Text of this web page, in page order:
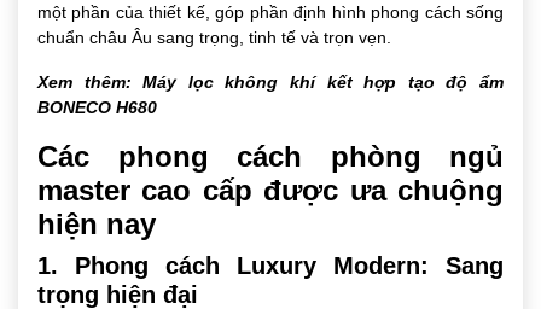
một phần của thiết kế, góp phần định hình phong cách sống
chuẩn châu Âu sang trọng, tinh tế và trọn vẹn.
Xem thêm:Máy lọc không khí kết hợp tạo độ ẩm
BONECO H680
Các phong cách phòng ngủ
master cao cấp được ưa chuộng
hiện nay
1. Phong cách Luxury Modern: Sang
trọng hiện đại